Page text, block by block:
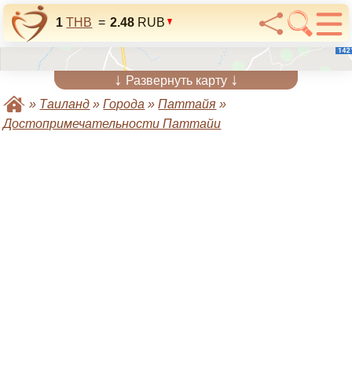
1 THB = 2.48 RUB
↓ Развернуть карту ↓
» Таиланд »Города »Паттайя »
Достопримечательности Паттайи